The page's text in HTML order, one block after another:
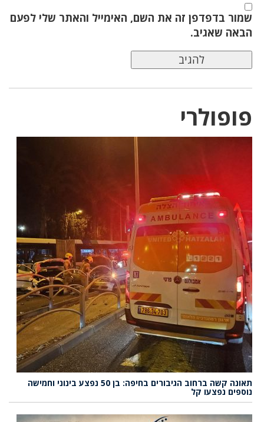
שמור בדפדפן זה את השם, האימייל והאתר שלי לפעם
הבאה שאגיב.
פופולרי
תאונה קשה ברחוב הגיבורים בחיפה: בן 50 נפצע בינוני וחמישה
נוספים נפצעו קל